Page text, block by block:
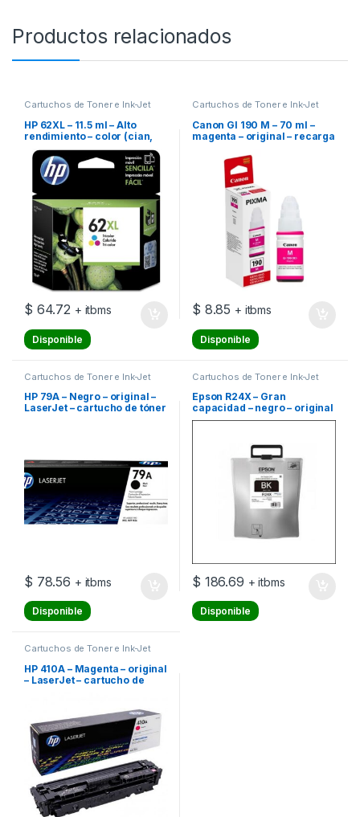
Productos relacionados
Cartuchos de Toner e Ink-Jet
HP 62XL – 11.5 ml – Alto
rendimiento – color (cian,
magenta, amarillo) –
original – cartucho de tinta –
para ENVY 55XX, 56XX,
76XX; Officejet 200, 250,
57XX, 8040
$ 64.72 + itbms
Disponible
Cartuchos de Toner e Ink-Jet
Canon GI 190 M – 70 ml –
magenta – original – recarga
G3102, PIXMA G1100,
G2100, G3100, G4100
$ 8.85 + itbms
Disponible
Cartuchos de Toner e Ink-Jet
HP 79A – Negro – original –
LaserJet – cartucho de tóner
$ 78.56 + itbms
Disponible
Cartuchos de Toner e Ink-Jet
Epson R24X – Gran
capacidad – negro – original
– paquete de tinta – para
WF-R8590 D3TWFC, WF-
R8590DTWF, WF-
R8590DTWFL
$ 186.69 + itbms
Disponible
Cartuchos de Toner e Ink-Jet
HP 410A – Magenta – original
– LaserJet – cartucho de
M377, MFP M477